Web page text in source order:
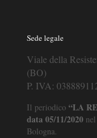
Sede legale
Viale della
(BO)
P. IVA:
Il periodico “LA
data 05/11/2020
Bologna.